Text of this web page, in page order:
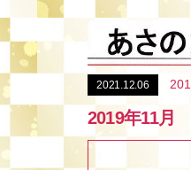
2021.12.06
2019年11月